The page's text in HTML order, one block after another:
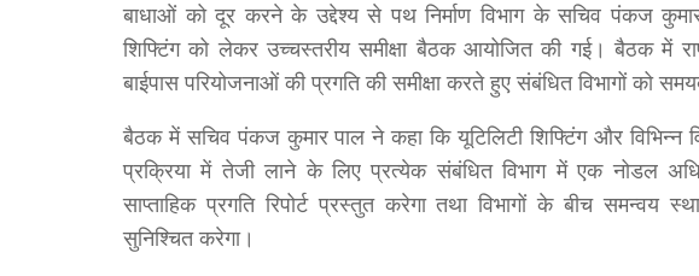
बाधाओं को दूर करने के उद्देश्य से पथ निर्माण विभाग के सचिव पंकज
शिफ्टिंग को लेकर उच्चस्तरीय समीक्षा बैठक आयोजित की गई। बैठक में
बाईपास परियोजनाओं की प्रगति की समीक्षा करते हुए संबंधित विभागों को
बैठक में सचिव पंकज कुमार पाल ने कहा कि यूटिलिटी शिफ्टिंग और विभिन्न
प्रक्रिया में तेजी लाने के लिए प्रत्येक संबंधित विभाग में एक नोडल
साप्ताहिक प्रगति रिपोर्ट प्रस्तुत करेगा तथा विभागों के बीच समन्वय
सुनिश्चित करेगा।